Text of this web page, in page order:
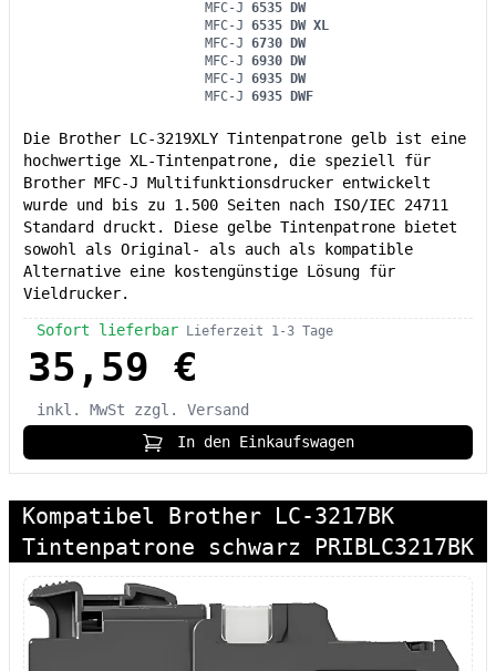
MFC-J 6535 DW
MFC-J 6535 DW XL
MFC-J 6730 DW
MFC-J 6930 DW
MFC-J 6935 DW
MFC-J 6935 DWF
Die Brother LC-3219XLY Tintenpatrone gelb ist eine
hochwertige XL-Tintenpatrone, die speziell für
Brother MFC-J Multifunktionsdrucker entwickelt
wurde und bis zu 1.500 Seiten nach ISO/IEC 24711
Standard druckt. Diese gelbe Tintenpatrone bietet
sowohl als Original- als auch als kompatible
Alternative eine kostengünstige Lösung für
Vieldrucker.
Sofort lieferbar Lieferzeit 1-3 Tage
35,59 €
inkl. MwSt
zzgl. Versand
In den Einkaufswagen
Kompatibel Brother LC-3217BK
Tintenpatrone schwarz PRIBLC3217BK